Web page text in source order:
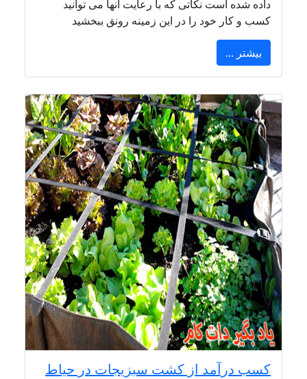
داده شده است نکاتی که با رعایت آنها می توانید
کسب و کار خود را در این زمینه رونق ببخشید
بیشتر ...
کسب درآمد از کشت سبزیجات در حیاط